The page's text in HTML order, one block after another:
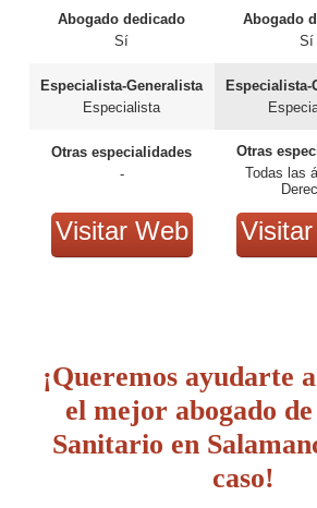
Abogado dedicado
Sí
Especialista-Generalista
Especialista
Otras especialidades
-
Visitar Web
Abogado
Sí
Especialista-
Otras
Todas las
¡Queremos ayudarte
el mejor abogado
Sanitario en
caso!